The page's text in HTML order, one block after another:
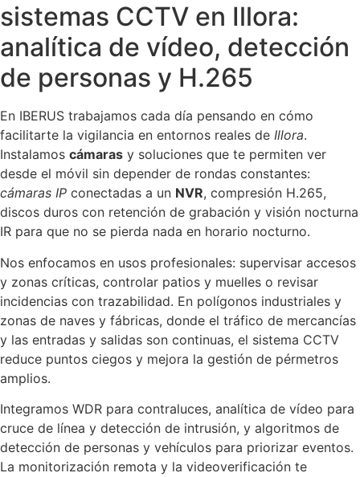
sistemas CCTV en Illora:
analítica de vídeo, detección
de personas y H.265
En IBERUS trabajamos cada día pensando en cómo
facilitarte la vigilancia en entornos reales de Illora.
Instalamos cámaras y soluciones que te permiten ver
desde el móvil sin depender de rondas constantes:
cámaras IP conectadas a un NVR, compresión H.265,
discos duros con retención de grabación y visión nocturna
IR para que no se pierda nada en horario nocturno.
Nos enfocamos en usos profesionales: supervisar accesos
y zonas críticas, controlar patios y muelles o revisar
incidencias con trazabilidad. En polígonos industriales y
zonas de naves y fábricas, donde el tráfico de mercancías
y las entradas y salidas son continuas, el sistema CCTV
reduce puntos ciegos y mejora la gestión de pérmetros
amplios.
Integramos WDR para contraluces, analítica de vídeo para
cruce de línea y detección de intrusión, y algoritmos de
detección de personas y vehículos para priorizar eventos.
La monitorización remota y la videoverificación te